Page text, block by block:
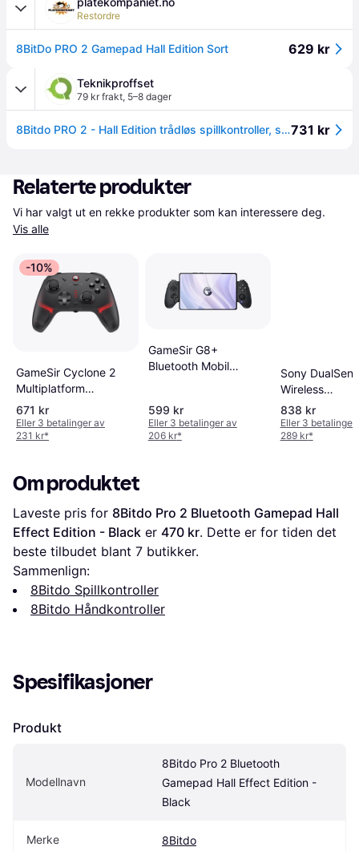
Restordre
8BitDo PRO 2 Gamepad Hall Edition Sort 629 kr
Teknikproffset
79 kr frakt, 5–8 dager
8Bitdo PRO 2 - Hall Edition trådløs spillkontroller, svart, Switch / PC / Android731 kr
Relaterte produkter
Vis alle
-10%
GameSir Cyclone 2
Multiplatform
Controller Black
671 kr
Eller 3 betalinger av
231 kr*
GameSir G8+
Bluetooth Mobil
599 kr
Eller 3 betalinger av
206 kr*
Sony
Wireless
Controller -
Chroma Pearl
838 kr
Eller 3 betalinger
289 kr*
Om produktet
Laveste pris for 8Bitdo Pro 2 Bluetooth Gamepad Hall
Effect Edition - Black er 470 kr. Dette er for tiden det
beste tilbudet blant 7 butikker.
Sammenlign:
8Bitdo Spillkontroller
8Bitdo Håndkontroller
Spesifikasjoner
Produkt
Modellnavn
8Bitdo Pro 2 Bluetooth
Gamepad Hall Effect Edition -
Black
Merke 8Bitdo